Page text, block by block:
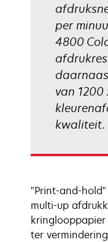
per
4800
van 1200
kwaliteit.
"Print-and-
multi-up
ter